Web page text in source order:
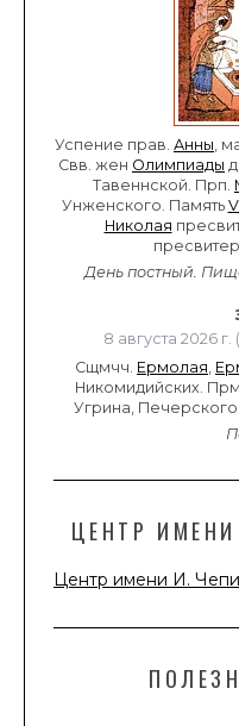
Успение прав. Анны,
Свв. жен Олимпиады
Тавеннской. Прп.
Унженского. Память
Николая
День постный.
8 августа 2026 г.
Сщмчч. Ермолая,
Никомидийских.
Угрина,
ЦЕНТР
Центр имени И.